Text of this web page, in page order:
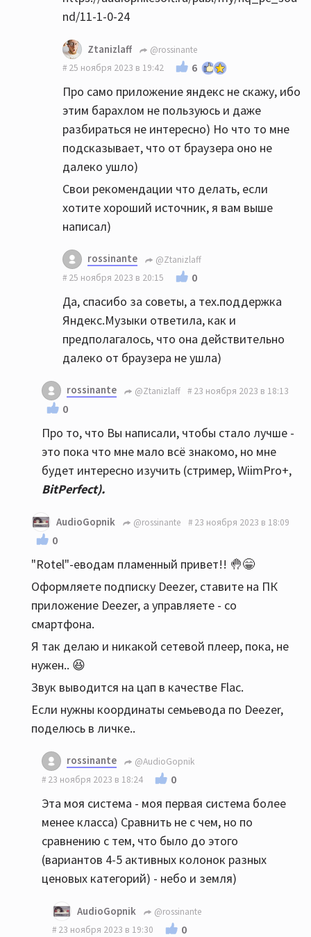
нравится больше.
Ну еще бы, цап и звук Xonar это печаль,
только тинейджерам в игрушки играть
подходит)
В общем, вам чтоб что-то понять оценить,
надо норм цап сначало.
nd/11-1-0-24
Ztanizlaff
@rossinante
25 ноября 2023 в 19:42
6
Про само приложение яндекс не скажу, ибо
этим барахлом не пользуюсь и даже
разбираться не интересно) Но что то мне
подсказывает, что от браузера оно не
далеко ушло)
Свои рекомендации что делать, если
хотите хороший источник, я вам выше
написал)
rossinante
@Ztanizlaff
25 ноября 2023 в 20:15
0
Да, спасибо за советы, а тех.поддержка
Яндекс.Музыки ответила, как и
предполагалось, что она действительно
далеко от браузера не ушла)
rossinante @Ztanizlaff 23 ноября 2023 в 18:13
0
Про то, что Вы написали, чтобы стало лучше -
это пока что мне мало всё знакомо, но мне
будет интересно изучить (стример, WiimPro+,
BitPerfect).
AudioGopnik @rossinante 23 ноября 2023 в 18:09
0
"Rotel"-еводам пламенный привет!! 🤚😁
Оформляете подписку Deezer, cтавите на ПК
приложение Deezer, а управляете - со
смартфона.
Я так делаю и никакой сетевой плеер, пока, не
нужен.. 😆
Звук выводится на цап в качестве Flac.
Если нужны координаты семьевода по Deezer,
поделюсь в личке..
rossinante
@AudioGopnik
23 ноября 2023 в 18:24
0
Эта моя система - моя первая система более
менее класса) Сравнить не с чем, но по
сравнению с тем, что было до этого
(вариантов 4-5 активных колонок разных
ценовых категорий) - небо и земля)
AudioGopnik
@rossinante
23 ноября 2023 в 19:30
0